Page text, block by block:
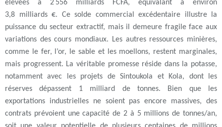
élevées à 2 556 milliards FCFA, équivalant à environ
3,8 milliards €. Ce solde commercial excédentaire illustre la
puissance du secteur extractif, mais il demeure fragile face aux
variations des cours mondiaux. Les autres ressources minières,
comme le fer, l’or, le sable et les moellons, restent marginales,
mais progressent. La véritable promesse réside dans la potasse,
notamment avec les projets de Sintoukola et Kola, dont les
réserves dépassent 1 milliard de tonnes. Bien que les
exportations industrielles ne soient pas encore massives, des
contrats prévoient une capacité de 2 à 5 millions de tonnes/an,